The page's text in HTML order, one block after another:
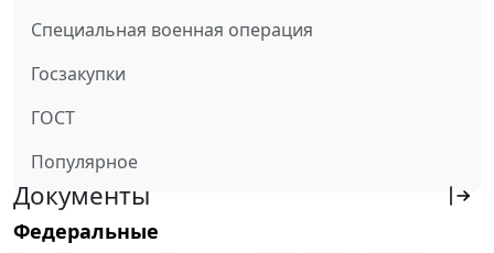
Специальная военная операция
Госзакупки
ГОСТ
Популярное
Документы
Федеральные